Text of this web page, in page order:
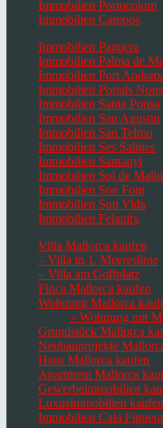
Immobilien Portocolom
Immobilien Campos
Immobilien Paguera
Immobilien Palma de
Immobilien Port Andratx
Immobilien Portals Nous
Immobilien Santa Ponsa
Immobilien San Agustin
Immobilien San Telmo
Immobilien Ses Salines
Immobilien Santanyi
Immobilien Sol de
Immobilien Son Font
Immobilien Son Vida
Immobilien Felanitx
Villa Mallorca kaufen
– Villa in 1. Meereslinie
– Villa am Golfplatz
Finca Mallorca kaufen
Wohnung Mallorca
– Wohnung mit
Grundstück Mallorca
Neubauprojekte
Haus Mallorca kaufen
Apartment Mallorca
Gewerbeimmobilien
Luxusimmobilien kaufen
Immobilien Cala Figuera